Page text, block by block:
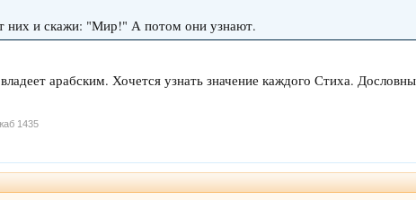
них и скажи: "Мир!" А потом они узнают.
арабским. Хочется узнать значение каждого Стиха.
1435